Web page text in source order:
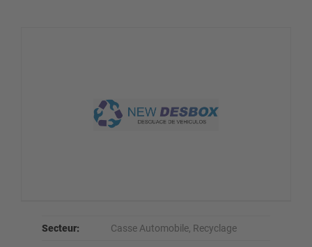
Secteur: Casse Automobile, Recyclage